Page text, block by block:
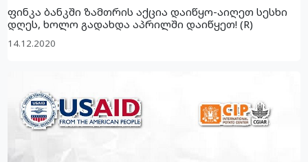
ფინკა ბანკში ზამთრის აქცია დაიწყო-აიღეთ სესხი
დღეს, ხოლო გადახდა აპრილში დაიწყეთ! (R)
14.12.2020